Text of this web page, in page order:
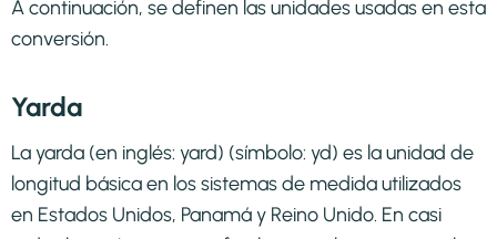
A continuación, se definen las unidades usadas en esta
conversión.
Yarda
La yarda (en inglés: yard) (símbolo: yd) es la unidad de
longitud básica en los sistemas de medida utilizados
en Estados Unidos, Panamá y Reino Unido. En casi